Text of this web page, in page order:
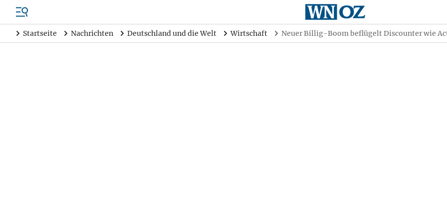
Startseite Nachrichten Deutschland und die Welt Wirtschaft Neuer Billig-Boom beflügelt Discounter wie